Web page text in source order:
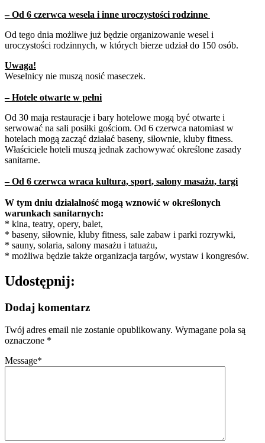
– Od 6 czerwca wesela i inne uroczystości rodzinne
Od tego dnia możliwe już będzie organizowanie wesel i
uroczystości rodzinnych, w których bierze udział do 150 osób.
Uwaga!
Weselnicy nie muszą nosić maseczek.
– Hotele otwarte w pełni
Od 30 maja restauracje i bary hotelowe mogą być otwarte i
serwować na sali posiłki gościom. Od 6 czerwca natomiast w
hotelach mogą zacząć działać baseny, siłownie, kluby fitness.
Właściciele hoteli muszą jednak zachowywać określone zasady
sanitarne.
– Od 6 czerwca wraca kultura, sport, salony masażu, targi
W tym dniu działalność mogą wznowić w określonych
warunkach sanitarnych:
* kina, teatry, opery, balet,
* baseny, siłownie, kluby fitness, sale zabaw i parki rozrywki,
* sauny, solaria, salony masażu i tatuażu,
* możliwa będzie także organizacja targów, wystaw i kongresów.
Udostępnij:
Dodaj komentarz
Twój adres email nie zostanie opublikowany. Wymagane pola są
oznaczone *
Message*